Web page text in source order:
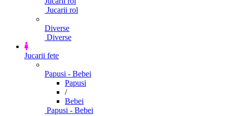
Jucarii rol
Diverse
Diverse
Jucarii fete
Papusi - Bebei
Papusi
/
Bebei
Papusi - Bebei